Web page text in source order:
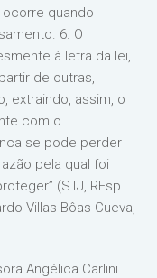
quando
6. O
à letra da lei,
de outras,
extraindo, assim, o
com o
se pode perder
pela qual foi
(STJ, REsp
Villas Bôas Cueva,
Angélica Carlini